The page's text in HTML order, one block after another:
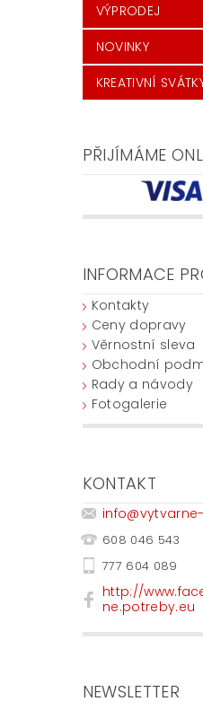
VÝPRODEJ
NOVINKY
KREATIVNÍ
PŘIJÍMÁME
INFORMACE
Kontakty
Ceny dopravy
Věrnostní sleva
Obchodní
Rady a návody
Fotogalerie
KONTAKT
info@
608 046 543
777 604 089
http://
ne.potreby.eu
NEWSLETTER